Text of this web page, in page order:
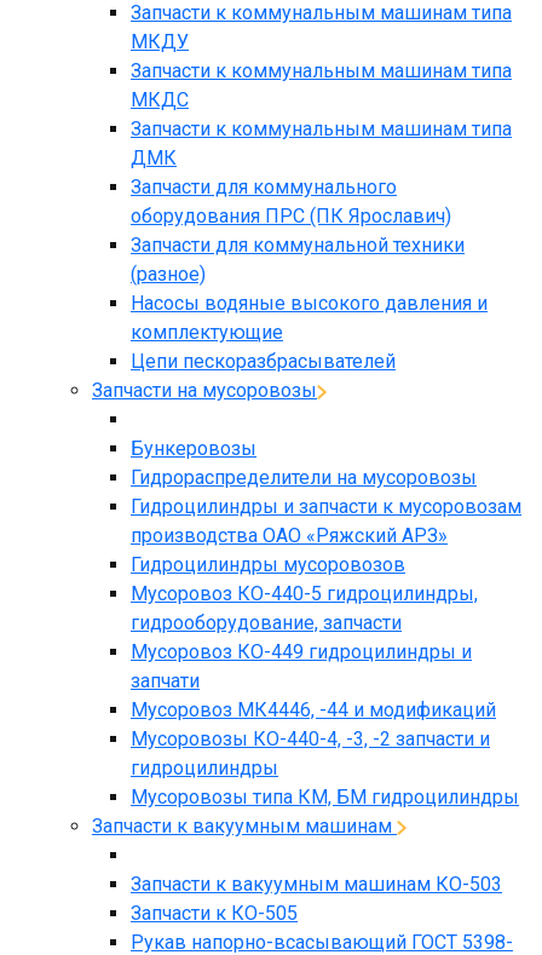
Запчасти к коммунальным машинам типа
МКДУ
Запчасти к коммунальным машинам типа
МКДС
Запчасти к коммунальным машинам типа
ДМК
Запчасти для коммунального
оборудования ПРС (ПК Ярославич)
Запчасти для коммунальной техники
(разное)
Насосы водяные высокого давления и
комплектующие
Цепи пескоразбрасывателей
Запчасти на мусоровозы
Бункеровозы
Гидрораспределители на мусоровозы
Гидроцилиндры и запчасти к мусоровозам
производства ОАО «Ряжский АРЗ»
Гидроцилиндры мусоровозов
Мусоровоз КО-440-5 гидроцилиндры,
гидрооборудование, запчасти
Мусоровоз КО-449 гидроцилиндры и
запчати
Мусоровоз МК4446, -44 и модификаций
Мусоровозы КО-440-4, -3, -2 запчасти и
гидроцилиндры
Мусоровозы типа КМ, БМ гидроцилиндры
Запчасти к вакуумным машинам
Запчасти к вакуумным машинам КО-503
Запчасти к КО-505
Рукав напорно-всасывающий ГОСТ 5398-